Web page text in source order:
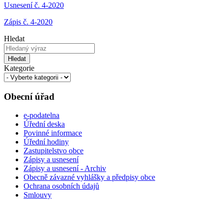
Usnesení č. 4-2020
Zápis č. 4-2020
Hledat
Hledat
Kategorie
Obecní úřad
e-podatelna
Úřední deska
Povinné informace
Úřední hodiny
Zastupitelstvo obce
Zápisy a usnesení
Zápisy a usnesení - Archiv
Obecně závazné vyhlášky a předpisy obce
Ochrana osobních údajů
Smlouvy